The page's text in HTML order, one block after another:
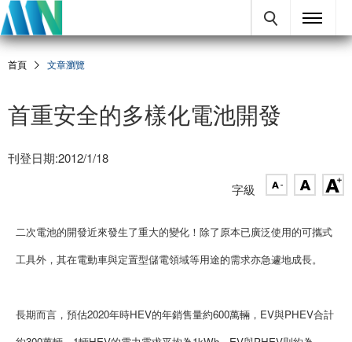
首頁 文章瀏覽
首重安全的多樣化電池開發
刊登日期:2012/1/18
字級
二次電池的開發近來發生了重大的變化！除了原本已廣泛使用的可攜式
工具外，其在電動車與定置型儲電領域等用途的需求亦急遽地成長。
長期而言，預估2020年時HEV的年銷售量約600萬輛，EV與PHEV合計